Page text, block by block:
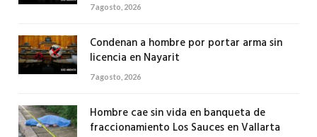
7 agosto, 2026
Condenan a hombre por portar arma sin
licencia en Nayarit
7 agosto, 2026
Hombre cae sin vida en banqueta de
fraccionamiento Los Sauces en Vallarta